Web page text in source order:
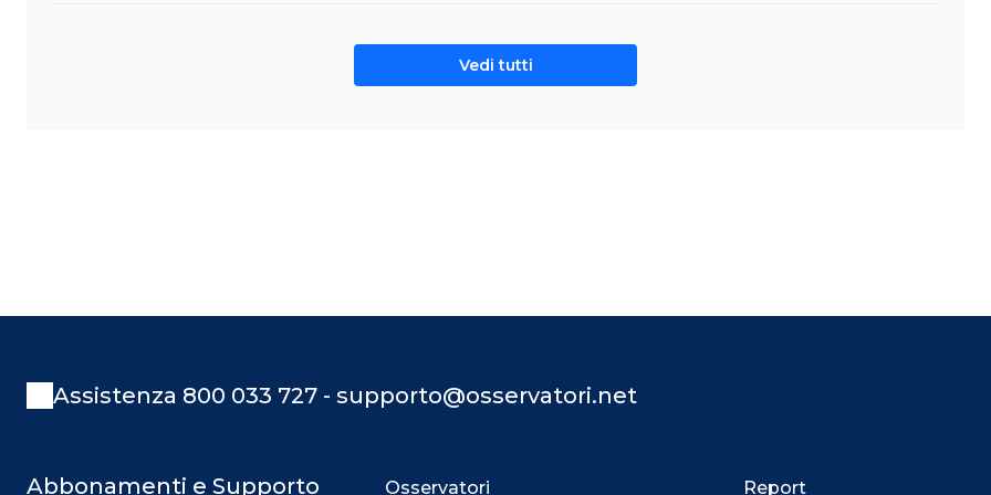
Vedi tutti
Assistenza 800 033 727 - supporto@osservatori.net
Abbonamenti e Supporto Osservatori Report